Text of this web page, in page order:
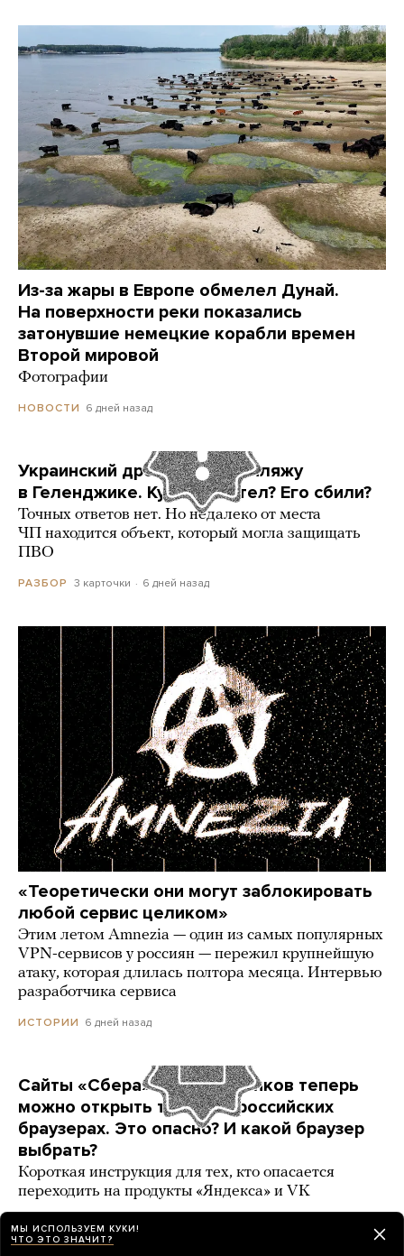
Из-за жары в Европе обмелел Дунай.
На поверхности реки показались
затонувшие немецкие корабли времен
Второй мировой
Фотографии
НОВОСТИ 6 дней назад
Украинский дрон попал по пляжу
в Геленджике. Куда он летел? Его сбили?
Точных ответов нет. Но недалеко от места
ЧП находится объект, который могла защищать
ПВО
РАЗБОР 3 карточки 6 дней назад
«Теоретически они могут заблокировать
любой сервис целиком»
Этим летом Amnezia — один из самых популярных
VPN-сервисов у россиян — пережил крупнейшую
атаку, которая длилась полтора месяца. Интервью
разработчика сервиса
ИСТОРИИ 6 дней назад
Сайты «Сбера» и других банков теперь
можно открыть только в российских
браузерах. Это опасно? И какой браузер
выбрать?
Короткая инструкция для тех, кто опасается
переходить на продукты «Яндекса» и VK
МЫ ИСПОЛЬЗУЕМ КУКИ!
ЧТО ЭТО ЗНАЧИТ?